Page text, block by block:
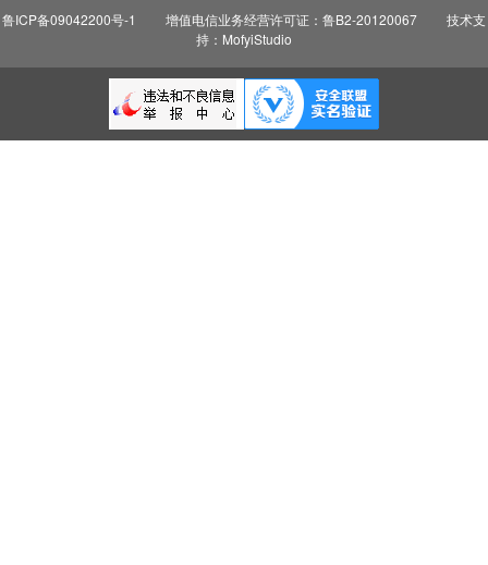
鲁ICP备09042200号-1
增值电信业务经营许可证：鲁B2-20120067
技术支
持：MofyiStudio